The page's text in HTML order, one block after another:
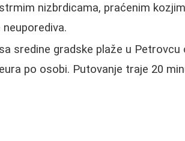
nizbrdicama, praćenim
sredine gradske plaže u Petrovcu
po osobi. Putovanje traje 20